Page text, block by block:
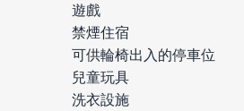
遊戲
禁煙住宿
可供輪椅出入的停車位
兒童玩具
洗衣設施